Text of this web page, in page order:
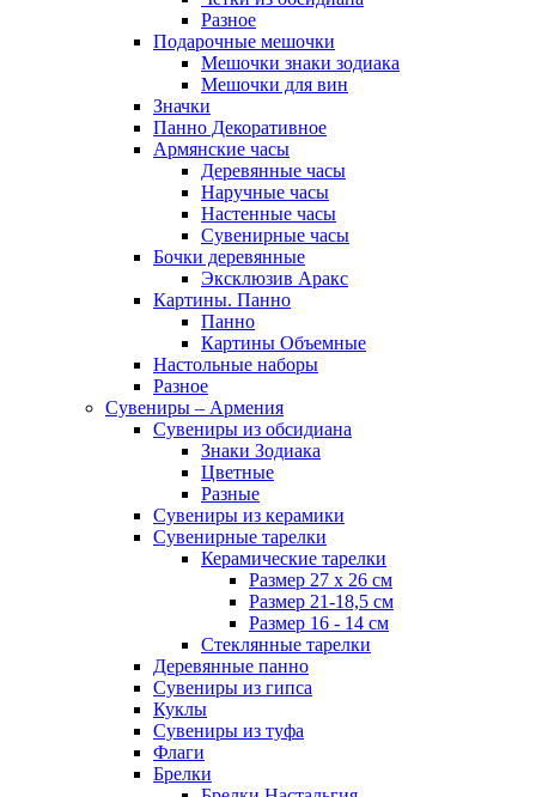
Разное
Подарочные мешочки
Мешочки знаки зодиака
Мешочки для вин
Значки
Панно Декоративное
Армянские часы
Деревянные часы
Наручные часы
Настенные часы
Сувенирные часы
Бочки деревянные
Эксклюзив Аракс
Картины. Панно
Панно
Картины Объемные
Настольные наборы
Разное
Сувениры – Армения
Сувениры из обсидиана
Знаки Зодиака
Цветные
Разные
Сувениры из керамики
Сувенирные тарелки
Керамические тарелки
Размер 27 х 26 см
Размер 21-18,5 см
Размер 16 - 14 см
Стеклянные тарелки
Деревянные панно
Сувениры из гипса
Куклы
Сувениры из туфа
Флаги
Брелки